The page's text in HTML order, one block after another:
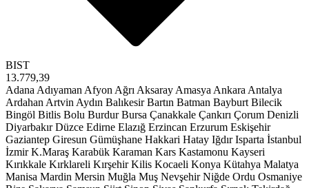
BIST
13.779,39
Adana Adıyaman Afyon Ağrı Aksaray Amasya Ankara Antalya
Ardahan Artvin Aydın Balıkesir Bartın Batman Bayburt Bilecik
Bingöl Bitlis Bolu Burdur Bursa Çanakkale Çankırı Çorum Denizli
Diyarbakır Düzce Edirne Elazığ Erzincan Erzurum Eskişehir
Gaziantep Giresun Gümüşhane Hakkari Hatay Iğdır Isparta İstanbul
İzmir K.Maraş Karabük Karaman Kars Kastamonu Kayseri
Kırıkkale Kırklareli Kırşehir Kilis Kocaeli Konya Kütahya Malatya
Manisa Mardin Mersin Muğla Muş Nevşehir Niğde Ordu Osmaniye